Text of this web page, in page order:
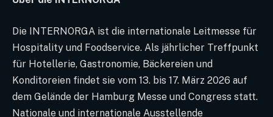
Die INTERNORGA ist die internationale Leitmesse für
Hospitality und Foodservice. Als jährlicher Treffpunkt
für Hotellerie, Gastronomie, Bäckereien und
Konditoreien findet sie vom 13. bis 17. März 2026 auf
dem Gelände der Hamburg Messe und Congress statt.
Nationale und internationale Ausstellende